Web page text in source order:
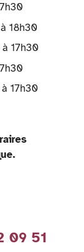
18h30
17h30
17h30
09 51